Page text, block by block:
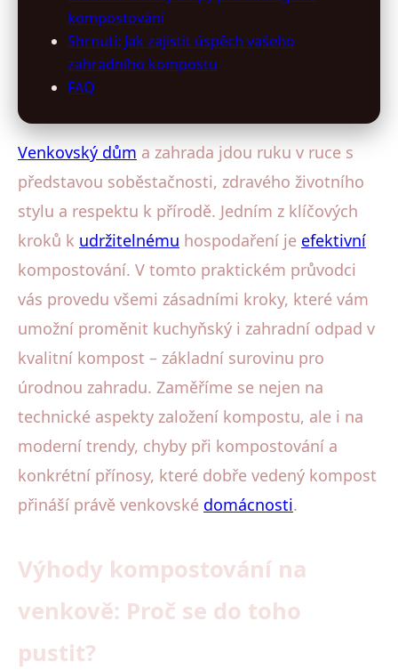
kompostování
Shrnutí: Jak zajistit úspěch vašeho
zahradního kompostu
FAQ
Venkovský dům a zahrada jdou ruku v ruce s
představou soběstačnosti, zdravého životního
stylu a respektu k přírodě. Jedním z klíčových
kroků k udržitelnému hospodaření je efektivní
kompostování. V tomto praktickém průvodci
vás provedu všemi zásadními kroky, které vám
umožní proměnit kuchyňský i zahradní odpad v
kvalitní kompost – základní surovinu pro
úrodnou zahradu. Zaměříme se nejen na
technické aspekty založení kompostu, ale i na
moderní trendy, chyby při kompostování a
konkrétní přínosy, které dobře vedený kompost
přináší právě venkovské domácnosti.
Výhody kompostování na
venkově: Proč se do toho
pustit?